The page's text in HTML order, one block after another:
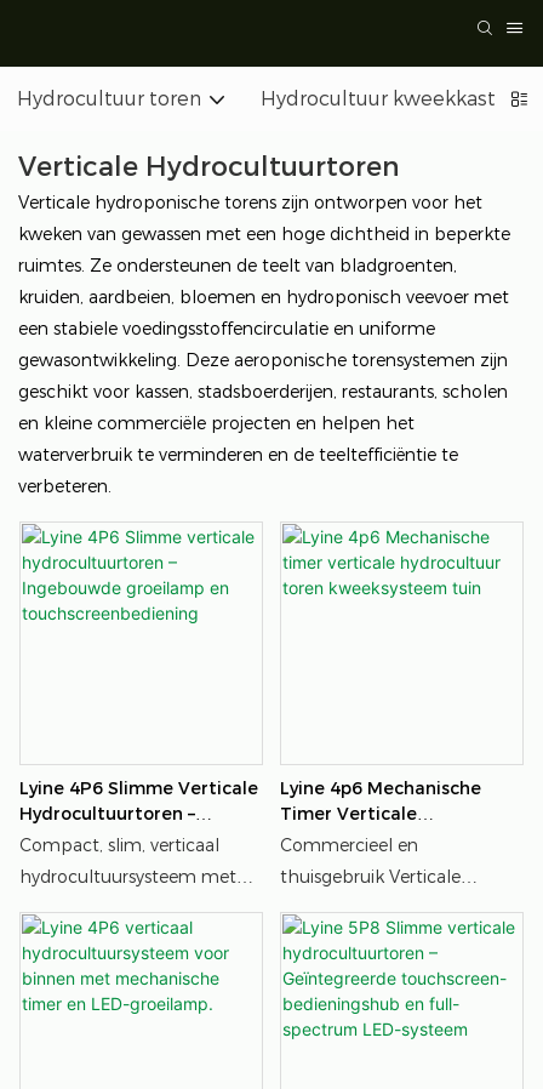
Hydrocultuur toren Hydrocultuur kweekkasten
Verticale Hydrocultuurtoren
Verticale hydroponische torens zijn ontworpen voor het
kweken van gewassen met een hoge dichtheid in beperkte
ruimtes. Ze ondersteunen de teelt van bladgroenten,
kruiden, aardbeien, bloemen en hydroponisch veevoer met
een stabiele voedingsstoffencirculatie en uniforme
gewasontwikkeling. Deze aeroponische torensystemen zijn
geschikt voor kassen, stadsboerderijen, restaurants, scholen
en kleine commerciële projecten en helpen het
waterverbruik te verminderen en de teeltefficiëntie te
verbeteren.
Lyine 4P6 Slimme Verticale
Hydrocultuurtoren –
Ingebouwde Groeilamp En
Touchscreenbediening
Compact, slim, verticaal
hydrocultuursysteem met
ingebouwde volspectrum
groeilamp en
touchscreenbediening,
waarmee je het hele jaar
Lyine 4p6 Mechanische
Timer Verticale
Hydrocultuur Toren
Kweeksysteem Tuin
Commercieel en
thuisgebruik Verticale
Hydroponic Tower bladsla
groeit binnenteelt